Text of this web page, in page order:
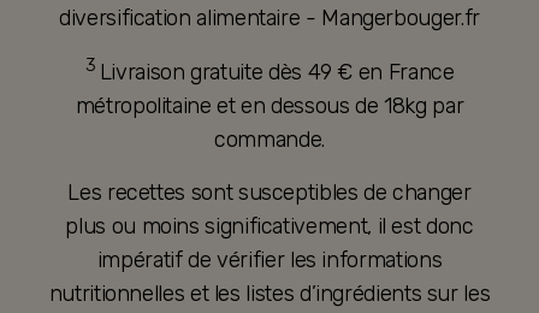
diversification alimentaire - Mangerbouger.fr
3 Livraison gratuite dès 49 € en France
métropolitaine et en dessous de 18kg par
commande.
Les recettes sont susceptibles de changer
plus ou moins significativement, il est donc
impératif de vérifier les informations
nutritionnelles et les listes d’ingrédients sur les